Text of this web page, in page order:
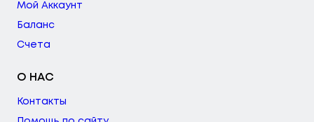
Мой Аккаунт
Баланс
Счета
О НАС
Контакты